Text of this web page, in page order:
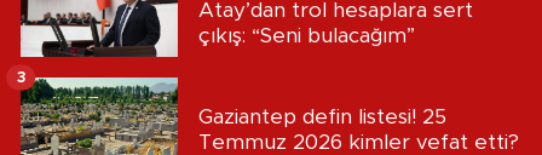
Atay’dan trol hesaplara sert
çıkış: “Seni bulacağım”
Gaziantep defin listesi! 25
Temmuz 2026 kimler vefat etti?
3